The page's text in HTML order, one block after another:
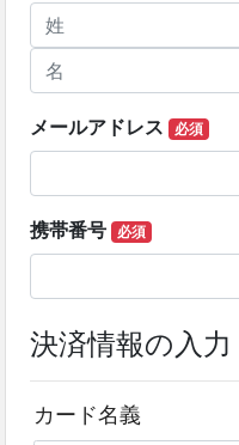
メールアドレス 必須
携帯番号 必須
決済情報の入力